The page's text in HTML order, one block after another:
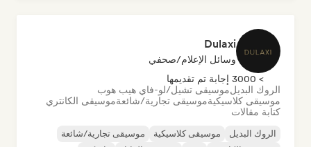
Dulaxi
وسائل الإعلام/صحفي
> 3000 إجابة تم تقديمها
الروك البديلموسيقى تشيل/لو-فاي هيب هوب
موسيقى كلاسيكيةموسيقى تجارية/شائعةموسيقى الكانتري
كتابة مقالات
الروك البديل موسيقى كلاسيكية
موسيقى تجارية/شائعة